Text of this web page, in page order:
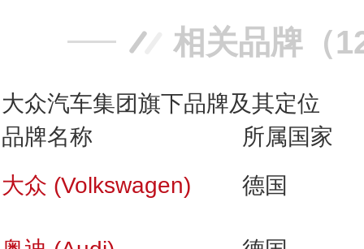
相关品牌（
大众汽车集团旗下品牌及其定位
品牌名称
所属国家
大众 (Volkswagen)
德国